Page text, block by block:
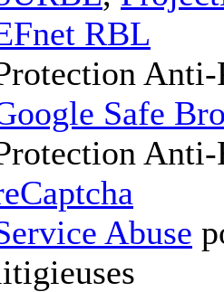
RBL
Safe
Abuse